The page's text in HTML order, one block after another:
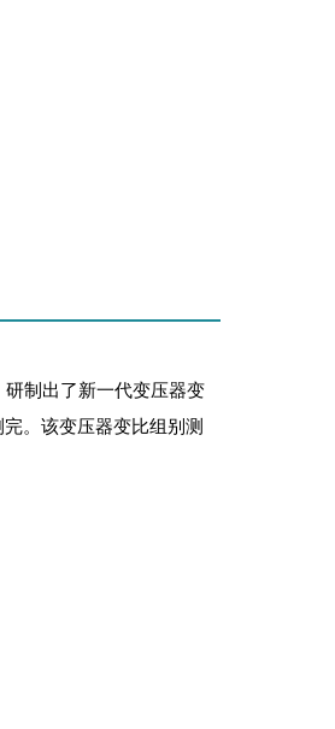
制出了新一代变压器变
。该变压器变比组别测